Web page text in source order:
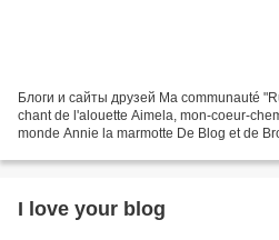
Блоги и сайты друзей Ma communauté
chant de l'alouette Aimela, mon-coeur-
monde Annie la marmotte De Blog et de
I love your blog